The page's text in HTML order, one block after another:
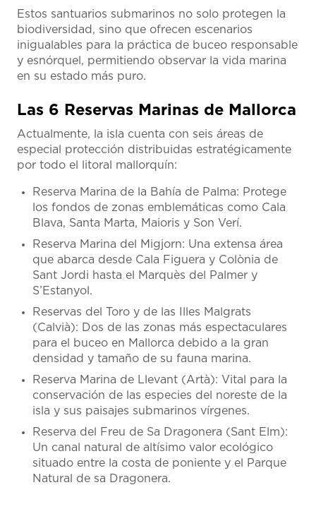
Estos santuarios submarinos no solo protegen la
biodiversidad, sino que ofrecen escenarios
inigualables para la práctica de buceo responsable
y esnórquel, permitiendo observar la vida marina
en su estado más puro.
Las 6 Reservas Marinas de Mallorca
Actualmente, la isla cuenta con seis áreas de
especial protección distribuidas estratégicamente
por todo el litoral mallorquín:
Reserva Marina de la Bahía de Palma: Protege
los fondos de zonas emblemáticas como Cala
Blava, Santa Marta, Maioris y Son Verí.
Reserva Marina del Migjorn: Una extensa área
que abarca desde Cala Figuera y Colònia de
Sant Jordi hasta el Marquès del Palmer y
S’Estanyol.
Reservas del Toro y de las Illes Malgrats
(Calvià): Dos de las zonas más espectaculares
para el buceo en Mallorca debido a la gran
densidad y tamaño de su fauna marina.
Reserva Marina de Llevant (Artà): Vital para la
conservación de las especies del noreste de la
isla y sus paisajes submarinos vírgenes.
Reserva del Freu de Sa Dragonera (Sant Elm):
Un canal natural de altísimo valor ecológico
situado entre la costa de poniente y el Parque
Natural de sa Dragonera.